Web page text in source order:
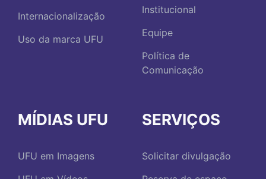
Internacionalização
Uso da marca UFU
Institucional
Equipe
Política de
Comunicação
MÍDIAS UFU
UFU em Imagens
SERVIÇOS
Solicitar divulgação